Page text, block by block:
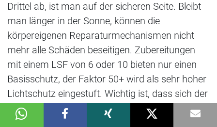
Drittel ab, ist man auf der sicheren Seite. Bleibt
man länger in der Sonne, können die
körpereigenen Reparaturmechanismen nicht
mehr alle Schäden beseitigen. Zubereitungen
mit einem LSF von 6 oder 10 bieten nur einen
Basisschutz, der Faktor 50+ wird als sehr hoher
Lichtschutz eingestuft. Wichtig ist, dass sich der
Schutz nicht nur auf die UV-B- sondern auch auf
die UV-A-Strahlung bezieht. Die Produkte weisen